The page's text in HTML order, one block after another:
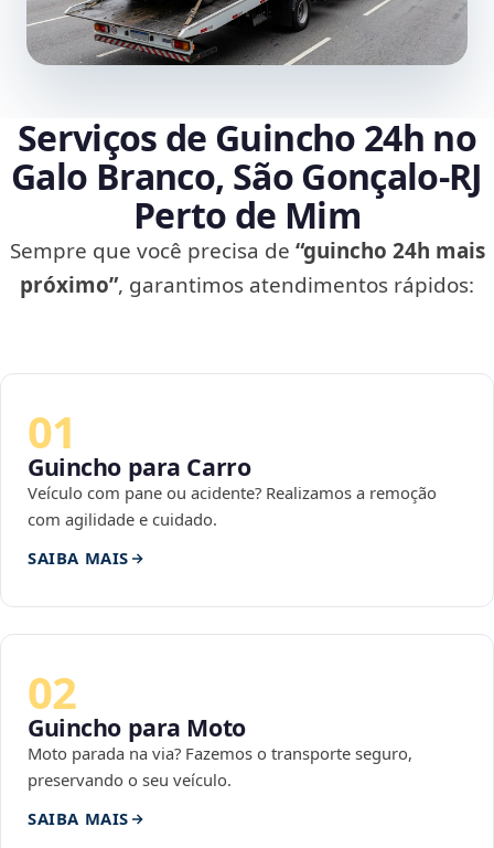
Serviços de Guincho 24h no
Galo Branco, São Gonçalo‑RJ
Perto de Mim
Sempre que você precisa de “guincho 24h mais
próximo”, garantimos atendimentos rápidos:
01
Guincho para Carro
Veículo com pane ou acidente? Realizamos a remoção
com agilidade e cuidado.
SAIBA MAIS
02
Guincho para Moto
Moto parada na via? Fazemos o transporte seguro,
preservando o seu veículo.
SAIBA MAIS